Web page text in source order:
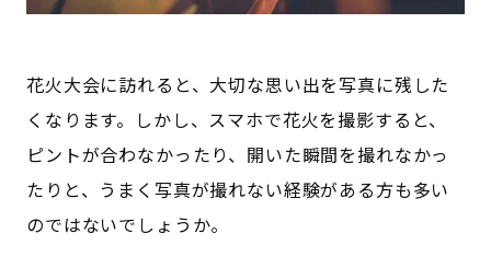
花火大会に訪れると、大切な思い出を写真に残した
くなります。しかし、スマホで花火を撮影すると、
ピントが合わなかったり、開いた瞬間を撮れなかっ
たりと、うまく写真が撮れない経験がある方も多い
のではないでしょうか。